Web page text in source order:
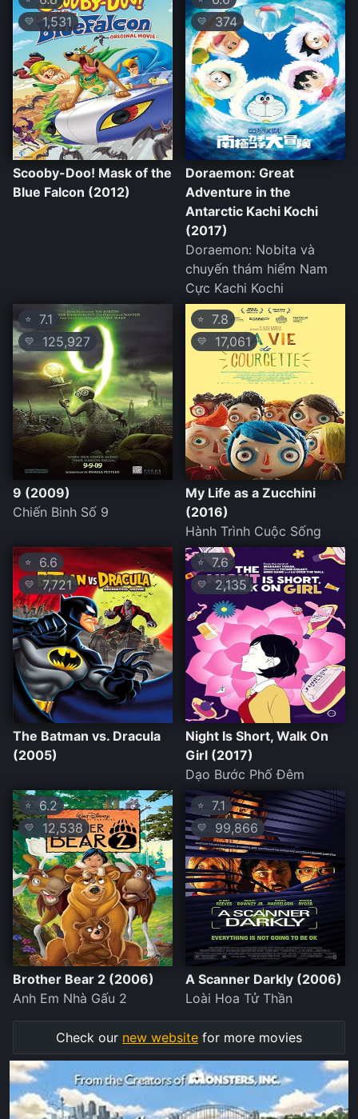
💛 1,531
Scooby-Doo! Mask of the
Blue Falcon (2012)
💛 374
Doraemon: Great
Adventure in the
Antarctic Kachi Kochi
(2017)
Doraemon: Nobita và
chuyến thám hiểm Nam
Cực Kachi Kochi
⭐ 7.1
💛 125,927
9 (2009)
Chiến Binh Số 9
⭐ 7.8
💛 17,061
My Life as a Zucchini
(2016)
Hành Trình Cuộc Sống
⭐ 6.6
💛 7,721
The Batman vs. Dracula
(2005)
⭐ 7.6
💛 2,135
Night Is Short, Walk On
Girl (2017)
Dạo Bước Phố Đêm
⭐ 6.2
💛 12,538
Brother Bear 2 (2006)
Anh Em Nhà Gấu 2
⭐ 7.1
💛 99,866
A Scanner Darkly (2006)
Loài Hoa Tử Thần
Check our new website for more movies